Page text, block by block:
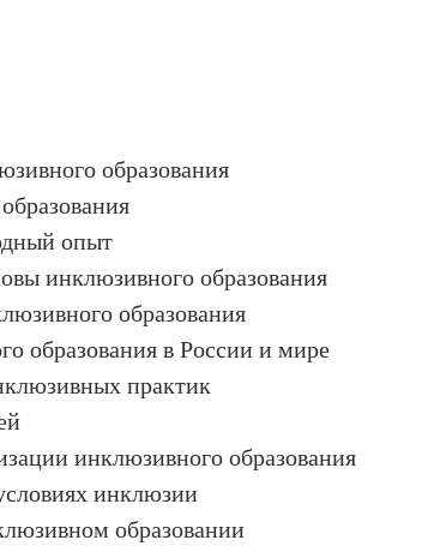
образования
опыт
инклюзивного образования
образования
образования в России и мире
практик
инклюзивного образования
инклюзии
образовании